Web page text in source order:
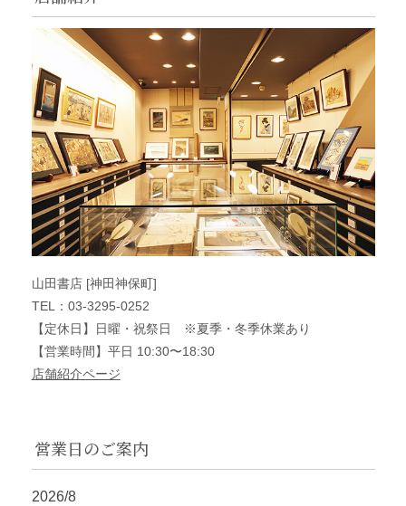
山田書店 [神田神保町]
TEL：03-3295-0252
【定休日】日曜・祝祭日 ※夏季・冬季休業あり
【営業時間】平日 10:30〜18:30
店舗紹介ページ
営業日のご案内
2026/8